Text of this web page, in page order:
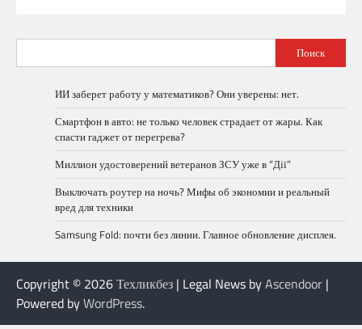
Поиск
ИИ заберет работу у математиков? Они уверены: нет.
Смартфон в авто: не только человек страдает от жары. Как
спасти гаджет от перегрева?
Миллион удостоверений ветеранов ЗСУ уже в “Дії”
Выключать роутер на ночь? Мифы об экономии и реальный
вред для техники
Samsung Fold: почти без линии. Главное обновление дисплея.
Copyright © 2026Техликбез | Legal News byAscendoor |
Powered byWordPress.